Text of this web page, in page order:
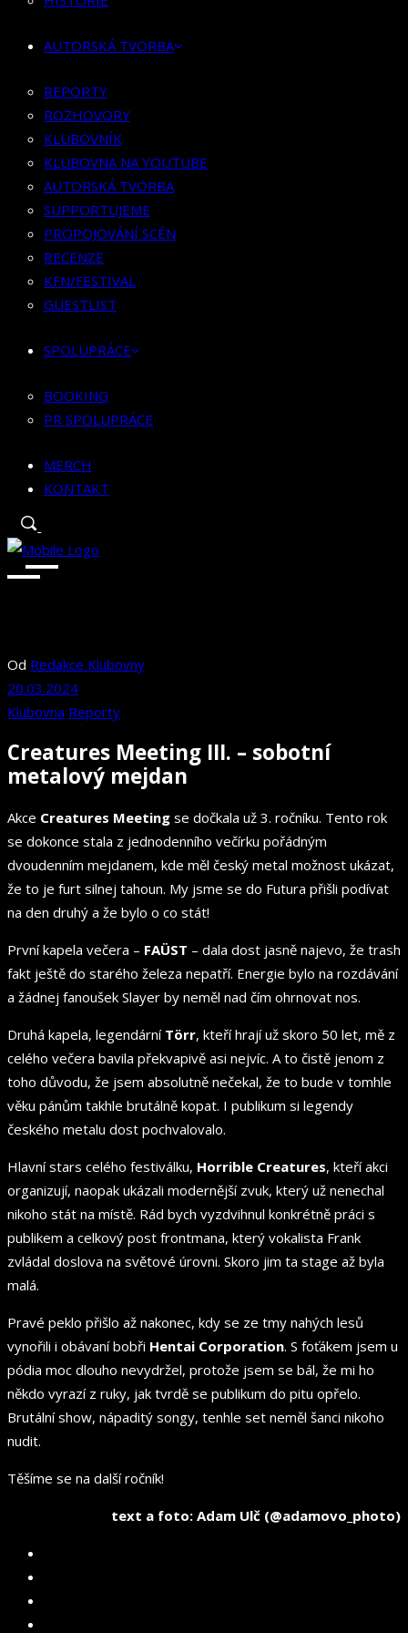
KLUBOVNA NA YOUTUBE
SUPPORTUJEME
PROPOJOVÁNÍ SCÉN
RECENZE
KFN/FESTIVAL
GUESTLIST
SPOLUPRÁCE
BOOKING
PR SPOLUPRÁCE
MERCH
AUTORSKÁ TVORBA
REPORTY
ROZHOVORY
KLUBOVNÍK
KLUBOVNA NA YOUTUBE
AUTORSKÁ TVORBA
SUPPORTUJEME
PROPOJOVÁNÍ SCÉN
RECENZE
KFN/FESTIVAL
GUESTLIST
SPOLUPRÁCE
BOOKING
PR SPOLUPRÁCE
MERCH
KONTAKT
Od Redakce Klubovny
20.03.2024
Klubovna Reporty
Creatures Meeting III. – sobotní
metalový mejdan
Akce Creatures Meeting se dočkala už 3. ročníku. Tento rok
se dokonce stala z jednodenního večírku pořádným
dvoudenním mejdanem, kde měl český metal možnost ukázat,
že to je furt silnej tahoun. My jsme se do Futura přišli podívat
na den druhý a že bylo o co stát!
První kapela večera – FAÜST – dala dost jasně najevo, že trash
fakt ještě do starého železa nepatří. Energie bylo na rozdávání
a žádnej fanoušek Slayer by neměl nad čím ohrnovat nos.
Druhá kapela, legendární Törr, kteří hrají už skoro 50 let, mě z
celého večera bavila překvapivě asi nejvíc. A to čistě jenom z
toho důvodu, že jsem absolutně nečekal, že to bude v tomhle
věku pánům takhle brutálně kopat. I publikum si legendy
českého metalu dost pochvalovalo.
Hlavní stars celého festiválku, Horrible Creatures, kteří akci
organizují, naopak ukázali modernější zvuk, který už nenechal
nikoho stát na místě. Rád bych vyzdvihnul konkrétně práci s
publikem a celkový post frontmana, který vokalista Frank
zvládal doslova na světové úrovni. Skoro jim ta stage až byla
malá.
Pravé peklo přišlo až nakonec, kdy se ze tmy nahých lesů
vynořili i obávaní bobři Hentai Corporation. S foťákem jsem u
pódia moc dlouho nevydržel, protože jsem se bál, že mi ho
někdo vyrazí z ruky, jak tvrdě se publikum do pitu opřelo.
Brutální show, nápaditý songy, tenhle set neměl šanci nikoho
nudit.
Těšíme se na další ročník!
text a foto: Adam Ulč (@adamovo_photo)